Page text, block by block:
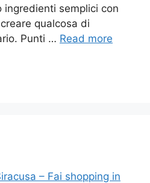
ingredienti semplici con
qualcosa di
Punti … Read more
– Fai shopping in